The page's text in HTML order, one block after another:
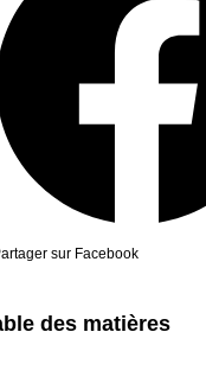
sur Facebook
des matières